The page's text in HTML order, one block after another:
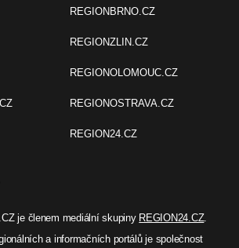
REGIONBRNO.CZ
REGIONZLIN.CZ
REGIONOLOMOUC.CZ
REGIONOSTRAVA.CZ
REGION24.CZ
je členem mediální skupiny REGION24.CZ.
a informačních portálů je společnost